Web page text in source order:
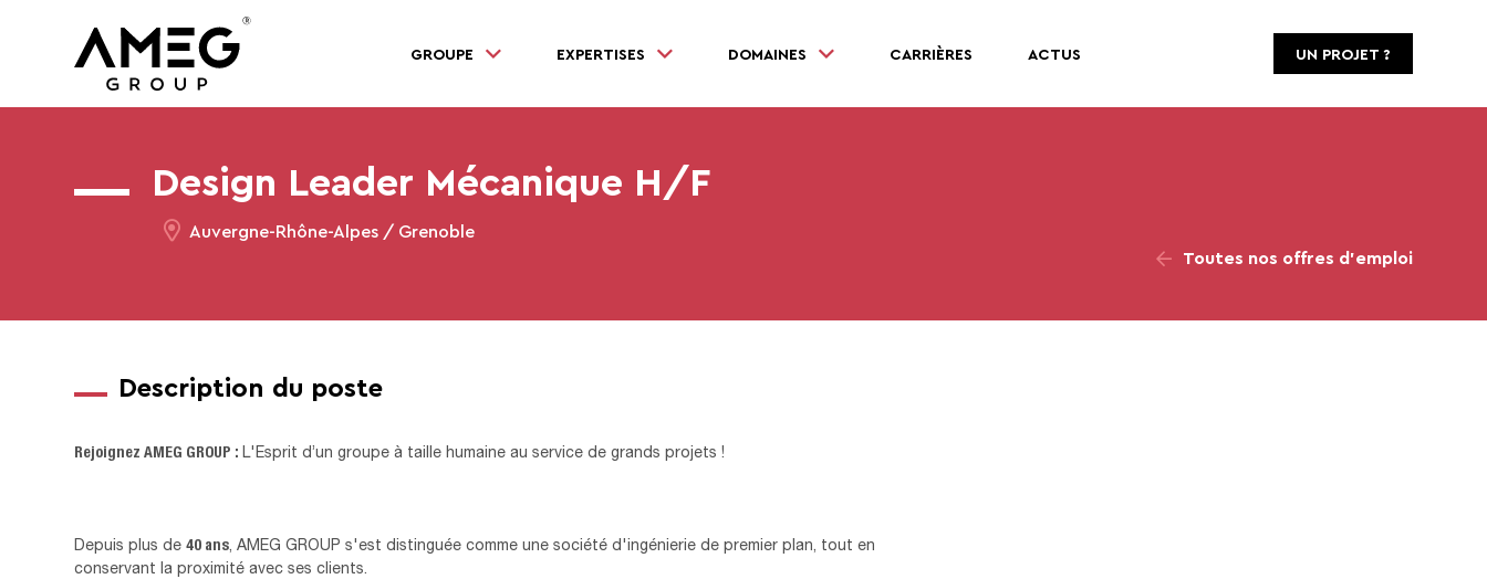
GROUPE EXPERTISES DOMAINES CARRIÈRES ACTUS UN PROJET ?
Design Leader Mécanique H/F
Auvergne-Rhône-Alpes / Grenoble
Toutes nos offres d’emploi
Description du poste
Rejoignez AMEG GROUP :L'Esprit d’un groupe à taille humaine au service de grands projets !
Depuis plus de40 ans , AMEG GROUP s'est distinguée comme une société d'ingénierie de premier plan, tout en
conservant la proximité avec ses clients.